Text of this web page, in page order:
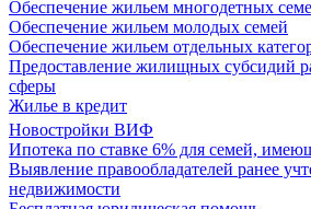
Обеспечение жильем многодетных
Обеспечение жильем молодых семей
Обеспечение жильем отдельных
Предоставление жилищных субсидий
сферы
Жилье в кредит
Новостройки ВИФ
Ипотека по ставке 6% для семей,
Выявление правообладателей ранее
недвижимости